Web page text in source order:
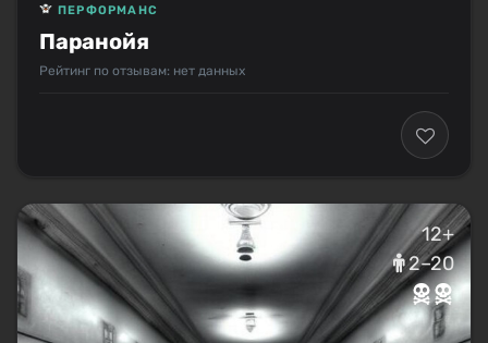
Паранойя
ПЕРФОРМАНС
Рейтинг по отзывам: нет данных
12+
2–20